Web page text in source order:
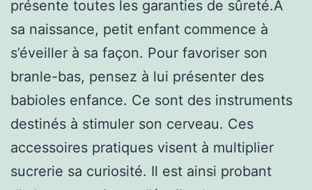
présente toutes les garanties de sûreté.À
sa naissance, petit enfant commence à
s’éveiller à sa façon. Pour favoriser son
branle-bas, pensez à lui présenter des
babioles enfance. Ce sont des instruments
destinés à stimuler son cerveau. Ces
accessoires pratiques visent à multiplier
sucrerie sa curiosité. Il est ainsi probant